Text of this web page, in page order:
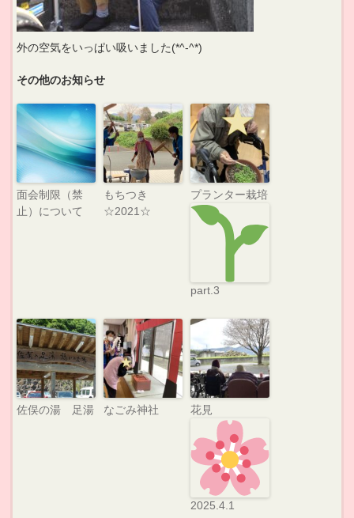
外の空気をいっぱい吸いました(*^-^*)
その他のお知らせ
面会制限（禁
止）について
もちつき
☆2021☆
プランター栽培
part.3
佐俣の湯 足湯 なごみ神社 花見
2025.4.1